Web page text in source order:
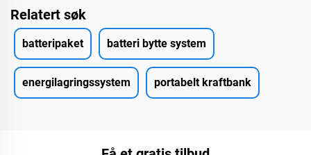
Relatert søk
batteripaket batteri bytte system
energilagringssystem portabelt kraftbank